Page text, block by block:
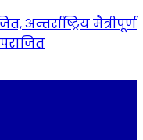
मैत्रीपूर्ण